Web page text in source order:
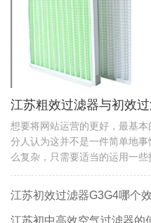
江苏粗效过滤器与初效
想要将网站运营的更好，最基
分人认为这并不是一件简单地
么复杂，只需要适当的运用一些
江苏初效过滤器G3G4哪个